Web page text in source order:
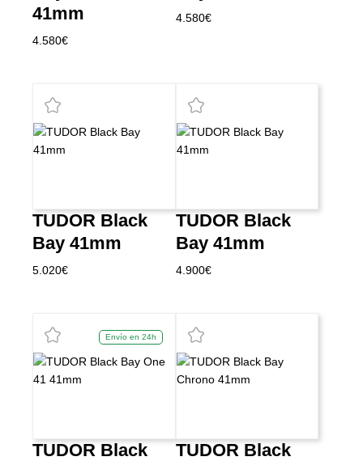
41mm
4.580€
4.580€
TUDOR Black
Bay 41mm
5.020€
TUDOR Black
Bay 41mm
4.900€
Envío en 24h
TUDOR Black
TUDOR Black